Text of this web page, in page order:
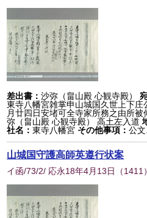
差出書：沙弥（畠山殿 心観寺殿）
東寺八幡宮雑掌申山城国久世上下庄
月廿四日安堵可全寺家所務之由所被
弥（畠山殿 心観寺殿） 高土左入道
社名：東寺八幡宮 その他事項：公文
山城国守護高師英遵行状案
イ函/73/2/ 応永18年4月13日 （1411